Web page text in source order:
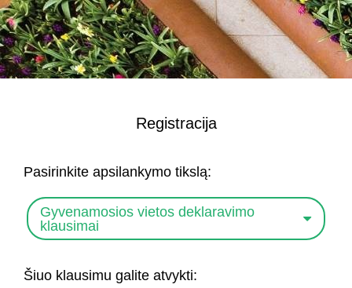
Registracija
Pasirinkite apsilankymo tikslą:
Gyvenamosios vietos deklaravimo
klausimai
Šiuo klausimu galite atvykti: